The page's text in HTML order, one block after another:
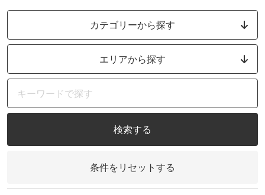
カテゴリーから探す
エリアから探す
検索する
条件をリセットする